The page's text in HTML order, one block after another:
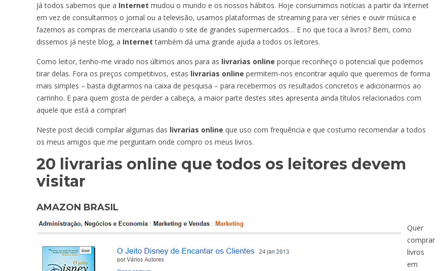
Já todos sabemos que a Internet mudou o mundo e os nossos hábitos. Hoje consumimos notícias a partir da Internet
em vez de consultarmos o jornal ou a televisão, usamos plataformas de streaming para ver séries e ouvir música e
fazemos as compras de mercearia usando o site de grandes supermercados… E no que toca a livros? Bem, como
dissemos já neste blog, a Internet também dá uma grande ajuda a todos os leitores.
Como leitor, tenho-me virado nos últimos anos para as livrarias online porque reconheço o potencial que podemos
tirar delas. Fora os preços competitivos, estas livrarias online permitem-nos encontrar aquilo que queremos de forma
mais simples – basta digitarmos na caixa de pesquisa – para recebermos os resultados concretos e adicionarmos ao
carrinho. E para quem gosta de perder a cabeça, a maior parte destes sites apresenta ainda títulos relacionados com
aquele que está a comprar!
Neste post decidi compilar algumas das livrarias online que uso com frequência e que costumo recomendar a todos
os meus amigos que me perguntam onde compro os meus livros.
20 livrarias online que todos os leitores devem
visitar
AMAZON BRASIL
Quer
comprar
livros
em